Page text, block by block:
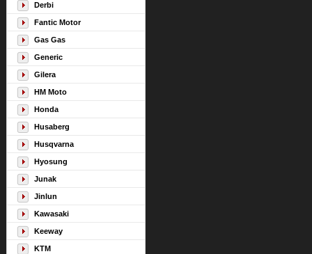
Derbi
Fantic Motor
Gas Gas
Generic
Gilera
HM Moto
Honda
Husaberg
Husqvarna
Hyosung
Junak
Jinlun
Kawasaki
Keeway
KTM